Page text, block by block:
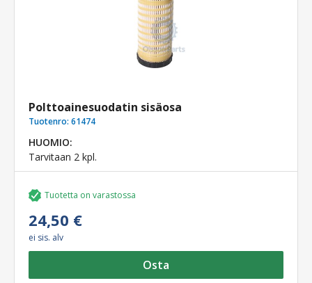
Polttoainesuodatin sisäosa
Tuotenro: 61474
HUOMIO:
Tarvitaan 2 kpl.
Tuotetta on varastossa
24,50 €
ei sis. alv
Osta